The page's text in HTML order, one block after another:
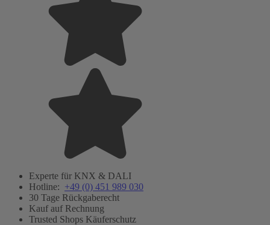
Experte für KNX & DALI
Hotline: +49 (0) 451 989 030
30 Tage Rückgaberecht
Kauf auf Rechnung
Trusted Shops Käuferschutz